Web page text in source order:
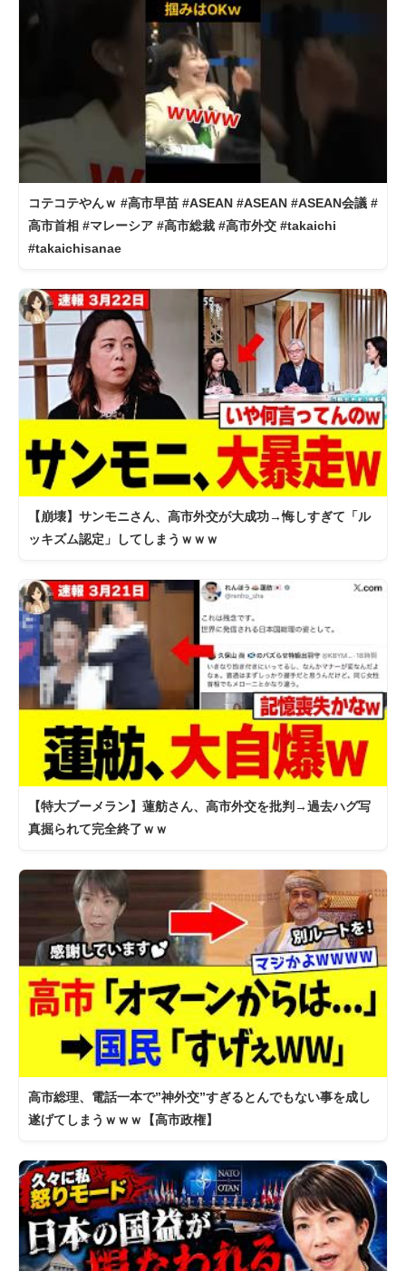
コテコテやんｗ #高市早苗 #ASEAN #ASEAN #ASEAN会議 #
高市首相 #マレーシア #高市総裁 #高市外交 #takaichi
#takaichisanae
【崩壊】サンモニさん、高市外交が大成功→悔しすぎて「ル
ッキズム認定」してしまうｗｗｗ
【特大ブーメラン】蓮舫さん、高市外交を批判→過去ハグ写
真掘られて完全終了ｗｗ
高市総理、電話一本で”神外交”すぎるとんでもない事を成し
遂げてしまうｗｗｗ【高市政権】